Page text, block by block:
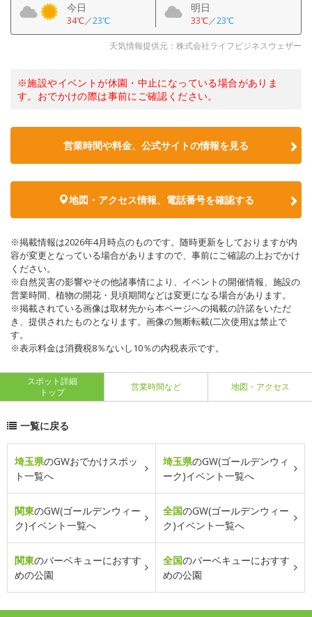
今日
34℃／23℃
明日
33℃／23℃
天気情報提供元：株式会社ライフビジネスウェザー
※施設やイベントが休園・中止になっている場合がありま
す。おでかけの際は事前にご確認ください。
営業時間や料金、公式サイトの情報を見る
地図・アクセス情報、電話番号を確認する
※掲載情報は2026年4月時点のものです。随時更新をしておりますが内
容が変更となっている場合がありますので、事前にご確認の上おでかけ
ください。
※自然災害の影響やその他諸事情により、イベントの開催情報、施設の
営業時間、植物の開花・見頃期間などは変更になる場合があります。
※掲載されている画像は取材先から本ページへの掲載の許諾をいただ
き、提供されたものとなります。画像の無断転載(二次使用)は禁止で
す。
※表示料金は消費税8％ないし10％の内税表示です。
スポット詳細
トップ
営業時間など 地図・アクセス
一覧に戻る
埼玉県のGWおでかけスポッ
ト一覧へ
埼玉県のGW(ゴールデンウィ
ーク)イベント一覧へ
関東のGW(ゴールデンウィー
ク)イベント一覧へ
全国のGW(ゴールデンウィー
ク)イベント一覧へ
関東のバーベキューにおすす
めの公園
全国のバーベキューにおすす
めの公園